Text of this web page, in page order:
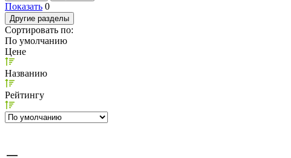
Показать 0
Другие разделы
Сортировать по:
По умолчанию
Цене
Названию
Рейтингу